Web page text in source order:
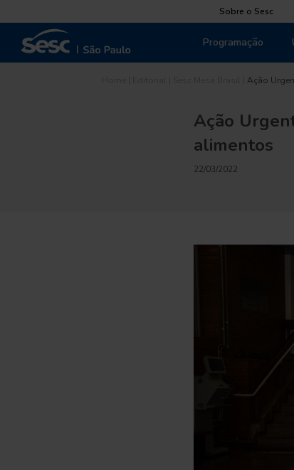
Sobre o Sesc
Programação
Ação
Ação
alimentos
22/03/2022